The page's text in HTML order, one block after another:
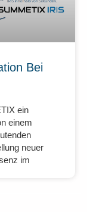
Bei
ein
einem
neuer
im